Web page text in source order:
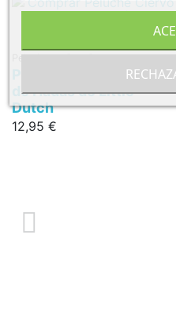
Peluches y Dou Dou
Peluche Ciervo Jardín
de Hadas de Little
Dutch
12,95 €